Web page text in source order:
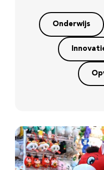
Onderwijs